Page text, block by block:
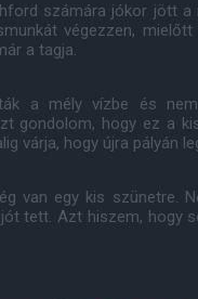
számára jókor jött
végezzen,
a tagja.
a mély vízbe és
gondolom, hogy ez a
várja, hogy újra pályán
van egy kis szünetre.
tett. Azt hiszem, hogy